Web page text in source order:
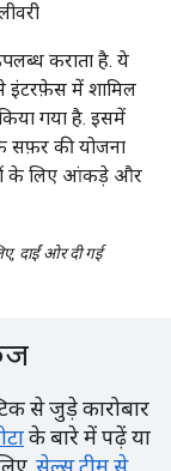
कराता है. ये
इंटरफ़ेस में शामिल
गया है. इसमें
सफ़र की योजना
के लिए आंकड़े और
दाईं ओर दी गई
से जुड़े कारोबार
के बारे में पढ़ें या
सेल्स टीम से